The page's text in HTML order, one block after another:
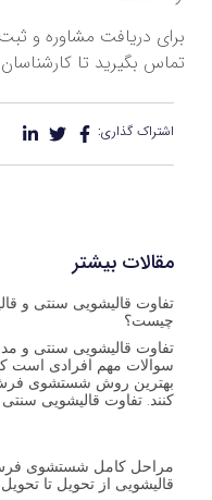
برای دریافت مشاوره و
تماس بگیرید تا
اشتراک گذاری:
مقالات بیشتر
تفاوت قالیشویی سنتی و
چیست؟
تفاوت قالیشویی سنتی و
سوالات مهم افرادی است
بهترین روش شستشوی فرش
کنند. تفاوت قالیشویی
مراحل کامل شستشوی
قالیشویی از تحویل تا تحویل